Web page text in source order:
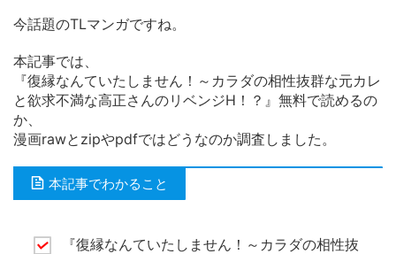
今話題のTLマンガですね。
本記事では、
『復縁なんていたしません！～カラダの相性抜群な元カレ
と欲求不満な高正さんのリベンジH！？』無料で読めるの
か、
漫画rawとzipやpdfではどうなのか調査しました。
本記事でわかること
『復縁なんていたしません！～カラダの相性抜